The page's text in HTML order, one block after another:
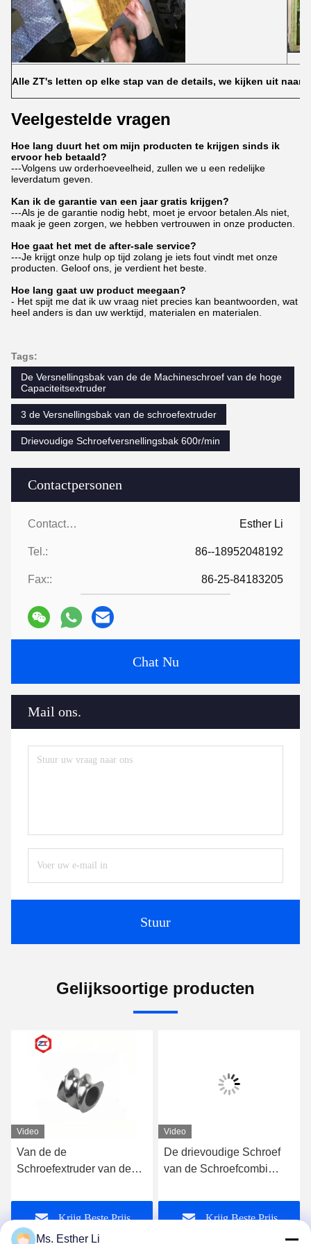
Contactpersonen
Contactpersonen: Esther Li
Tel.: 86--18952048192
Fax:: 86-25-84183205
Chat Nu
Mail ons.
Stuur
Alle ZT's letten op elke stap van de details, we kijken uit naar
Veelgestelde vragen
Hoe lang duurt het om mijn producten te krijgen sinds ik
ervoor heb betaald?
---Volgens uw orderhoeveelheid, zullen we u een redelijke
leverdatum geven.
Kan ik de garantie van een jaar gratis krijgen?
---Als je de garantie nodig hebt, moet je ervoor betalen.Als niet,
maak je geen zorgen, we hebben vertrouwen in onze producten.
Hoe gaat het met de after-sale service?
---Je krijgt onze hulp op tijd zolang je iets fout vindt met onze
producten. Geloof ons, je verdient het beste.
Hoe lang gaat uw product meegaan?
- Het spijt me dat ik uw vraag niet precies kan beantwoorden, wat
heel anders is dan uw werktijd, materialen en materialen.
Tags:
De Versnellingsbak van de de Machineschroef van de hoge
Capaciteitsextruder
3 de Versnellingsbak van de schroefextruder
Drievoudige Schroefversnellingsbak 600r/min
Gelijksoortige producten
Video
Van de de
Schroefextruder van de
Drievoudige de Delen pm-
HEUP Materiële Hoge
Hardenability
Krijg Beste Prijs
Video
De drievoudige Schroef
van de Schroefcombi
45#/Cr26 Materiële 75mm
Drievoudige Delen van de
Krijg Beste Prijs
Ms. Esther Li